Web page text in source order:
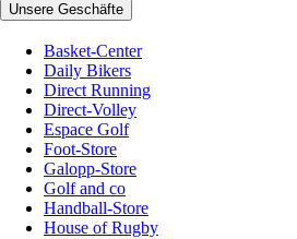
Unsere Geschäfte
Basket-Center
Daily Bikers
Direct Running
Direct-Volley
Espace Golf
Foot-Store
Galopp-Store
Golf and co
Handball-Store
House of Rugby